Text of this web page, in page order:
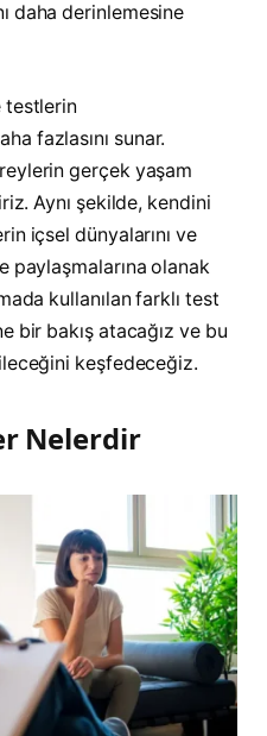
daha derinlemesine
testlerin
fazlasını sunar.
gerçek yaşam
Aynı şekilde, kendini
içsel dünyalarını ve
paylaşmalarına olanak
kullanılan farklı test
bir bakış atacağız ve bu
keşfedeceğiz.
Nelerdir